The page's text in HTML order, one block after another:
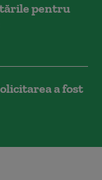
pentru
a fost